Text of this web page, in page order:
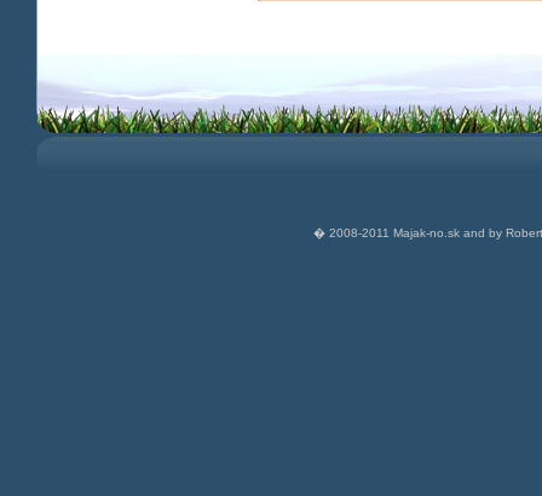
� 2008-2011 Majak-no.sk and by